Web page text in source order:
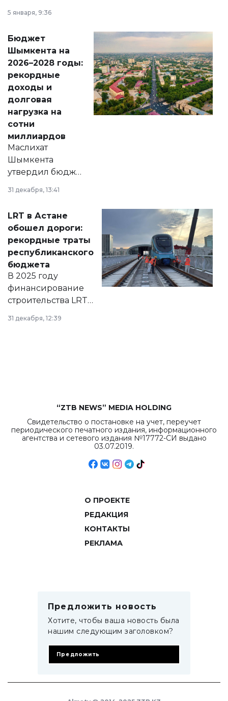
принести
народу
Венесуэлы.
5 января, 9:36
Бюджет
Шымкента на
2026–2028 годы:
рекордные
доходы и
долговая
нагрузка на
сотни
миллиардов
Маслихат
Шымкента
утвердил бюджет
города на 2026–
2028 годы.
документ
появился в базе
нормативных
правовых актов и
на сайте маслихат
города.
31 декабря, 13:41
LRT в Астане
обошел дороги:
рекордные траты
республиканского
бюджета
В 2025 году
финансирование
строительства LRT
в Астане из
республиканского
31 декабря, 12:39
“ZTB NEWS” MEDIA HOLDING
Свидетельство о постановке на учет, переучет
периодического печатного издания, информационного
агентства и сетевого издания №17772-СИ выдано
03.07.2019.
О ПРОЕКТЕ
РЕДАКЦИЯ
КОНТАКТЫ
РЕКЛАМА
Предложить новость
Хотите, чтобы ваша новость была
нашим следующим заголовком?
Предложить